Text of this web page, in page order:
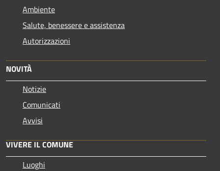
Ambiente
Salute, benessere e assistenza
Autorizzazioni
NOVITÀ
Notizie
Comunicati
Avvisi
VIVERE IL COMUNE
Luoghi